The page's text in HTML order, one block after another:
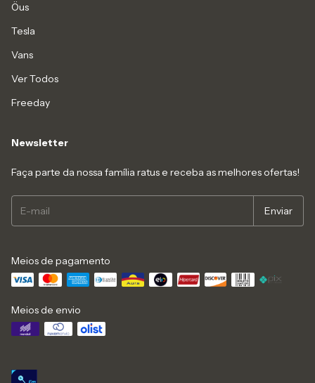
Öus
Tesla
Vans
Ver Todos
Freeday
Newsletter
Faça parte da nossa família ratus e receba as melhores ofertas!
Meios de pagamento
Meios de envio